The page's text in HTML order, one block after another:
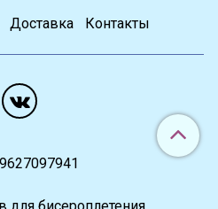
Доставка Контакты